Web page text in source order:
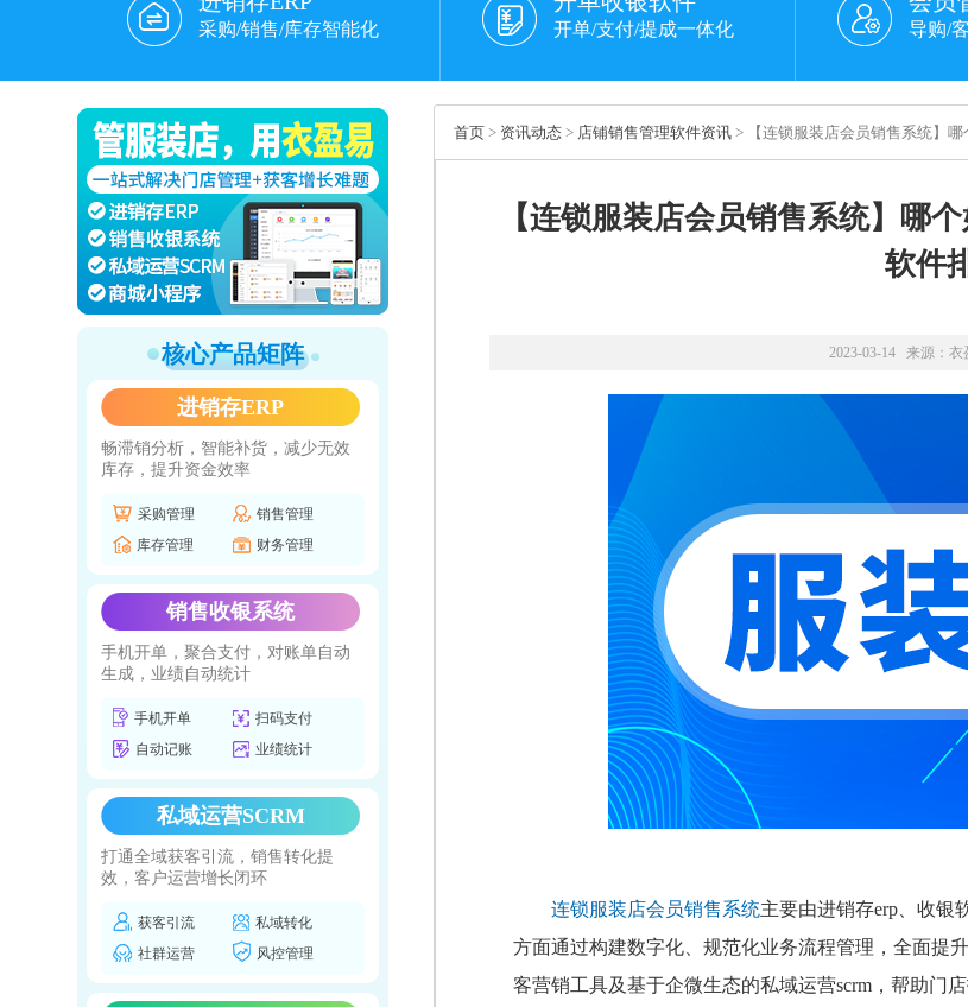
采购/销售/库存智能化 开单/支付/提成一体化 导购/
核心产品矩阵
进销存ERP
畅滞销分析，智能补货，减少无效
库存，提升资金效率
采购管理
销售管理
库存管理
财务管理
销售收银系统
手机开单，聚合支付，对账单自动
生成，业绩自动统计
手机开单
扫码支付
自动记账
业绩统计
私域运营SCRM
打通全域获客引流，销售转化提
效，客户运营增长闭环
获客引流
私域转化
社群运营
风控管理
首页 > 资讯动态 > 店铺销售管理软件资讯 > 【连锁服装店会员销售系统】
【连锁服装店会员销售系统】哪
软件
2023-03-14 来源： 衣
连锁服装店会员销售系统主要由进销存erp、收银
方面通过构建数字化、规范化业务流程管理，全面提
客营销工具及基于企微生态的私域运营scrm，帮助门